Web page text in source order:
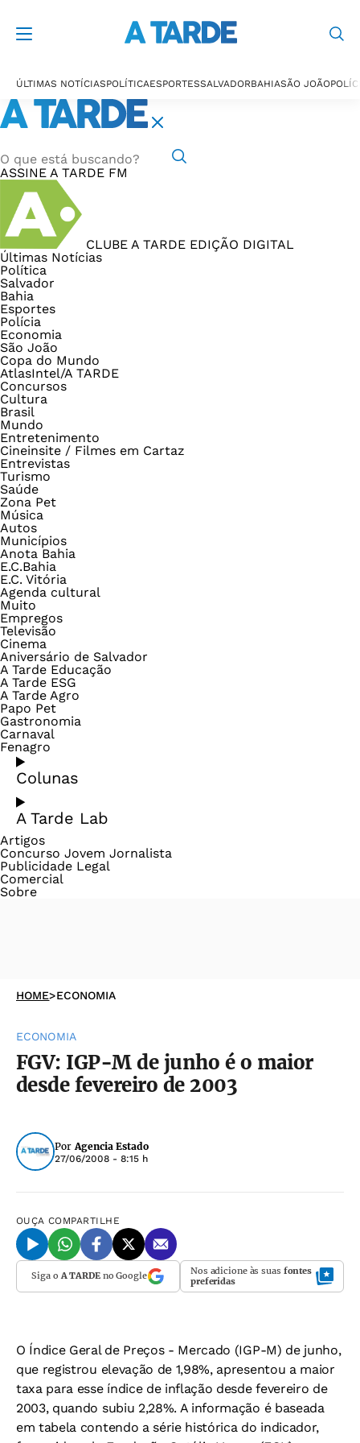
ÚLTIMAS NOTÍCIASPOLÍTICAESPORTESSALVADORBAHIASÃO JOÃO
ASSINE A TARDE FM
CLUBE A TARDE EDIÇÃO DIGITAL
Últimas Notícias
Política
Salvador
Bahia
Esportes
Polícia
Economia
São João
Copa do Mundo
AtlasIntel/A TARDE
Concursos
Cultura
Brasil
Mundo
Entretenimento
Cineinsite / Filmes em Cartaz
Entrevistas
Turismo
Saúde
Zona Pet
Música
Autos
Municípios
Anota Bahia
E.C.Bahia
E.C. Vitória
Agenda cultural
Muito
Empregos
Televisão
Cinema
Aniversário de Salvador
A Tarde Educação
A Tarde ESG
A Tarde Agro
Papo Pet
Gastronomia
Carnaval
Fenagro
Colunas
A Tarde Lab
Artigos
Concurso Jovem Jornalista
Publicidade Legal
Comercial
Sobre
HOME>ECONOMIA
ECONOMIA
FGV: IGP-M de junho é o maior
desde fevereiro de 2003
Por Agencia Estado
27/06/2008 - 8:15 h
OUÇA COMPARTILHE
Siga oA TARDEno Google Nos adicione às suas fontes
preferidas
O Índice Geral de Preços - Mercado (IGP-M) de junho,
que registrou elevação de 1,98%, apresentou a maior
taxa para esse índice de inflação desde fevereiro de
2003, quando subiu 2,28%. A informação é baseada
em tabela contendo a série histórica do indicador,